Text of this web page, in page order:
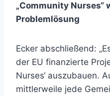
„Community Nurses“
Problemlösung
Ecker abschließend:
der EU finanzierte
Nurses‘ auszubauen.
mittlerweile jede